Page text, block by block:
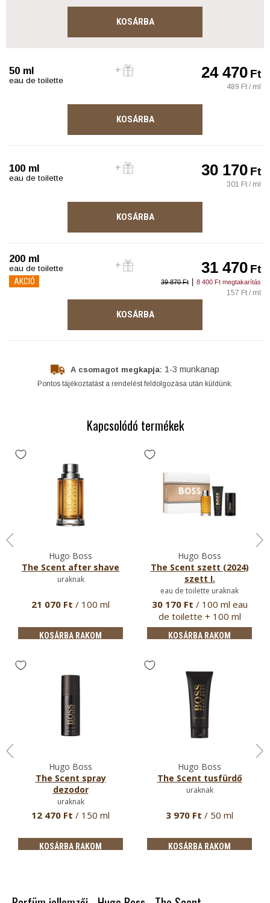
KOSÁRBA
50 ml
eau de toilette 24 470Ft
489 Ft / ml
KOSÁRBA
100 ml
eau de toilette 30 170Ft
301 Ft / ml
KOSÁRBA
200 ml
eau de toilette
AKCIÓ 39 870 Ft | 8 400 Ft megtakarítás
31 470Ft
157 Ft / ml
KOSÁRBA
A csomagot megkapja: 1-3 munkanap
Pontos tájékoztatást a rendelést feldolgozása után küldünk.
Kapcsolódó termékek
Hugo Boss
The Scent after shave
uraknak
21 070 Ft / 100 ml
KOSÁRBA RAKOM
Hugo Boss
The Scent szett (2024)
szett I.
eau de toilette uraknak
30 170 Ft / 100 ml eau
de toilette + 100 ml
tusfür…
KOSÁRBA RAKOM
Hugo Boss
The Scent spray
dezodor
uraknak
12 470 Ft / 150 ml
KOSÁRBA RAKOM
Hugo Boss
The Scent tusfürdő
uraknak
3 970 Ft / 50 ml
KOSÁRBA RAKOM